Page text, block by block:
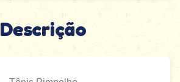
Descrição